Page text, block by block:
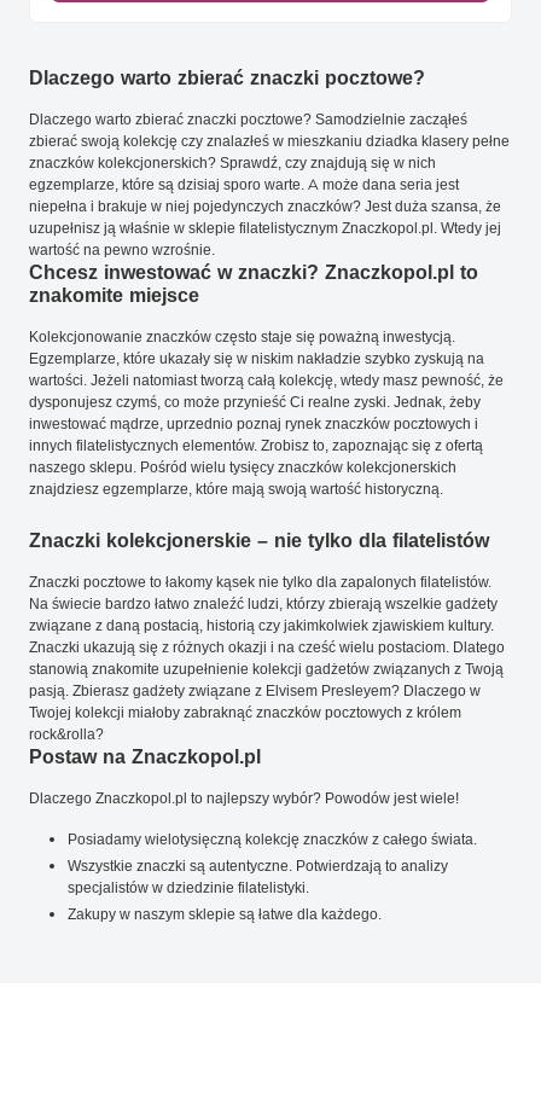
Dlaczego warto zbierać znaczki pocztowe?
Dlaczego warto zbierać znaczki pocztowe? Samodzielnie zacząłeś
zbierać swoją kolekcję czy znalazłeś w mieszkaniu dziadka klasery pełne
znaczków kolekcjonerskich? Sprawdź, czy znajdują się w nich
egzemplarze, które są dzisiaj sporo warte. A może dana seria jest
niepełna i brakuje w niej pojedynczych znaczków? Jest duża szansa, że
uzupełnisz ją właśnie w sklepie filatelistycznym Znaczkopol.pl. Wtedy jej
wartość na pewno wzrośnie.
Chcesz inwestować w znaczki? Znaczkopol.pl to
znakomite miejsce
Kolekcjonowanie znaczków często staje się poważną inwestycją.
Egzemplarze, które ukazały się w niskim nakładzie szybko zyskują na
wartości. Jeżeli natomiast tworzą całą kolekcję, wtedy masz pewność, że
dysponujesz czymś, co może przynieść Ci realne zyski. Jednak, żeby
inwestować mądrze, uprzednio poznaj rynek znaczków pocztowych i
innych filatelistycznych elementów. Zrobisz to, zapoznając się z ofertą
naszego sklepu. Pośród wielu tysięcy znaczków kolekcjonerskich
znajdziesz egzemplarze, które mają swoją wartość historyczną.
Znaczki kolekcjonerskie – nie tylko dla filatelistów
Znaczki pocztowe to łakomy kąsek nie tylko dla zapalonych filatelistów.
Na świecie bardzo łatwo znaleźć ludzi, którzy zbierają wszelkie gadżety
związane z daną postacią, historią czy jakimkolwiek zjawiskiem kultury.
Znaczki ukazują się z różnych okazji i na cześć wielu postaciom. Dlatego
stanowią znakomite uzupełnienie kolekcji gadżetów związanych z Twoją
pasją. Zbierasz gadżety związane z Elvisem Presleyem? Dlaczego w
Twojej kolekcji miałoby zabraknąć znaczków pocztowych z królem
rock&rolla?
Postaw na Znaczkopol.pl
Dlaczego Znaczkopol.pl to najlepszy wybór? Powodów jest wiele!
Posiadamy wielotysięczną kolekcję znaczków z całego świata.
Wszystkie znaczki są autentyczne. Potwierdzają to analizy
specjalistów w dziedzinie filatelistyki.
Zakupy w naszym sklepie są łatwe dla każdego.